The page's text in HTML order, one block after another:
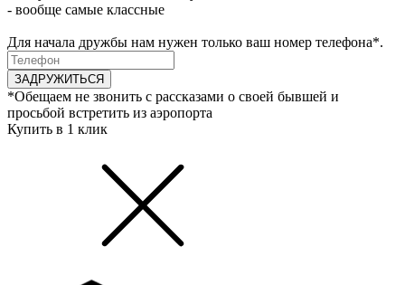
- вообще самые классные
Для начала дружбы нам нужен только ваш номер телефона*.
ЗАДРУЖИТЬСЯ
*Обещаем не звонить с рассказами о своей бывшей и
просьбой встретить из аэропорта
Купить в 1 клик